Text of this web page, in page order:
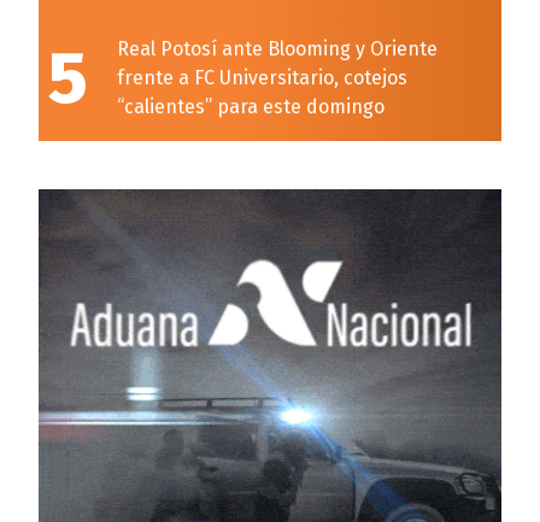
5
Real Potosí ante Blooming y Oriente
frente a FC Universitario, cotejos
“calientes” para este domingo